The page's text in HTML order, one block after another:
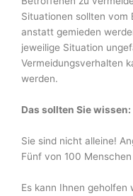
Situationen sollten
anstatt gemieden
jeweilige Situation
Vermeidungsverhalten
werden.
Das sollten Sie wissen:
Sie sind nicht alleine!
Fünf von 100
Es kann Ihnen geholfen